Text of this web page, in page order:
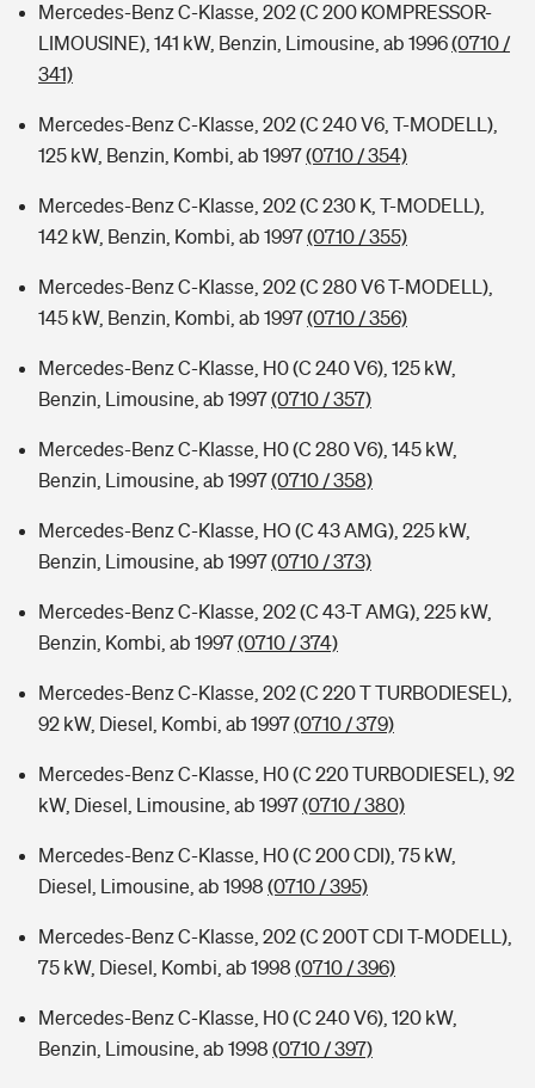
Mercedes-Benz C-Klasse, 202 (C 200 KOMPRESSOR-
LIMOUSINE), 141 kW, Benzin, Limousine, ab 1996(0710 /
341)
Mercedes-Benz C-Klasse, 202 (C 240 V6, T-MODELL),
125 kW, Benzin, Kombi, ab 1997(0710 / 354)
Mercedes-Benz C-Klasse, 202 (C 230 K, T-MODELL),
142 kW, Benzin, Kombi, ab 1997(0710 / 355)
Mercedes-Benz C-Klasse, 202 (C 280 V6 T-MODELL),
145 kW, Benzin, Kombi, ab 1997(0710 / 356)
Mercedes-Benz C-Klasse, H0 (C 240 V6), 125 kW,
Benzin, Limousine, ab 1997(0710 / 357)
Mercedes-Benz C-Klasse, H0 (C 280 V6), 145 kW,
Benzin, Limousine, ab 1997(0710 / 358)
Mercedes-Benz C-Klasse, HO (C 43 AMG), 225 kW,
Benzin, Limousine, ab 1997(0710 / 373)
Mercedes-Benz C-Klasse, 202 (C 43-T AMG), 225 kW,
Benzin, Kombi, ab 1997(0710 / 374)
Mercedes-Benz C-Klasse, 202 (C 220 T TURBODIESEL),
92 kW, Diesel, Kombi, ab 1997(0710 / 379)
Mercedes-Benz C-Klasse, H0 (C 220 TURBODIESEL), 92
kW, Diesel, Limousine, ab 1997(0710 / 380)
Mercedes-Benz C-Klasse, H0 (C 200 CDI), 75 kW,
Diesel, Limousine, ab 1998 (0710 / 395)
Mercedes-Benz C-Klasse, 202 (C 200T CDI T-MODELL),
75 kW, Diesel, Kombi, ab 1998 (0710 / 396)
Mercedes-Benz C-Klasse, H0 (C 240 V6), 120 kW,
Benzin, Limousine, ab 1998 (0710 / 397)